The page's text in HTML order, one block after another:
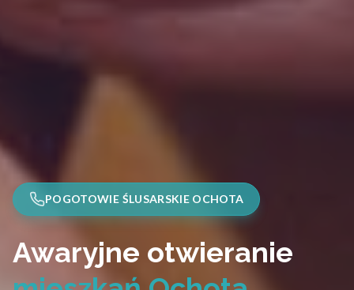
POGOTOWIE ŚLUSARSKIE OCHOTA
Awaryjne otwieranie